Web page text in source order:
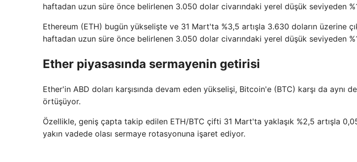
haftadan uzun süre önce belirlenen 3.050 dolar civarındaki yerel düşük seviyeden
Ethereum (ETH) bugün yükselişte ve 31 Mart'ta %3,5 artışla 3.630 doların üzerine
haftadan uzun süre önce belirlenen 3.050 dolar civarındaki yerel düşük seviyeden
Ether piyasasında sermayenin getirisi
Ether'in ABD doları karşısında devam eden yükselişi, Bitcoin'e (BTC) karşı da aynı
örtüşüyor.
Özellikle, geniş çapta takip edilen ETH/BTC çifti 31 Mart'ta yaklaşık %2,5 artışla
yakın vadede olası sermaye rotasyonuna işaret ediyor.